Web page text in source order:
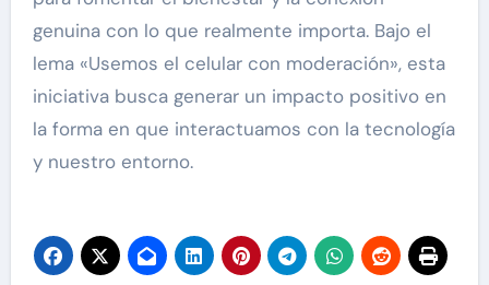
genuina con lo que realmente importa. Bajo el
lema «Usemos el celular con moderación», esta
iniciativa busca generar un impacto positivo en
la forma en que interactuamos con la tecnología
y nuestro entorno.